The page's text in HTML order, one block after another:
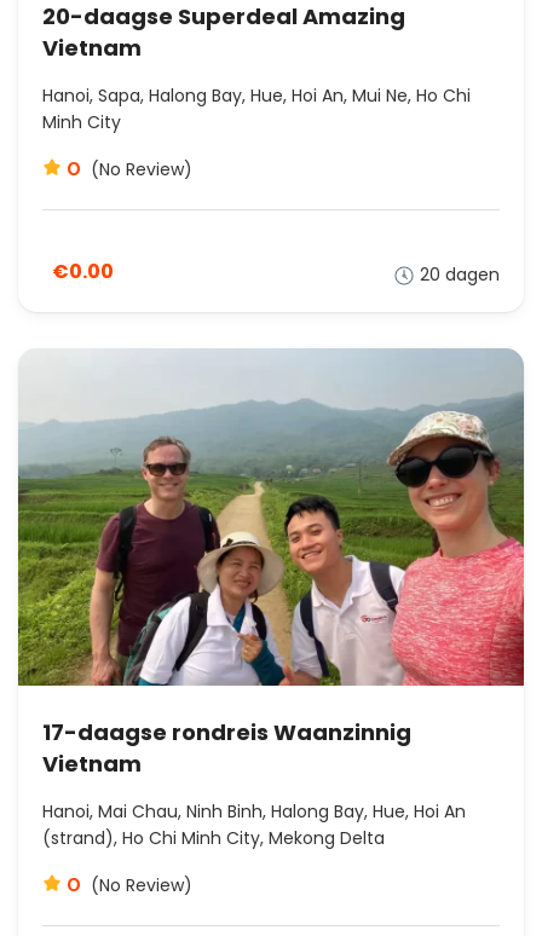
20-daagse Superdeal Amazing
Vietnam
Hanoi, Sapa, Halong Bay, Hue, Hoi An, Mui Ne, Ho Chi
Minh City
0 (No Review)
€0.00 20 dagen
17-daagse rondreis Waanzinnig
Vietnam
Hanoi, Mai Chau, Ninh Binh, Halong Bay, Hue, Hoi An
(strand), Ho Chi Minh City, Mekong Delta
0 (No Review)